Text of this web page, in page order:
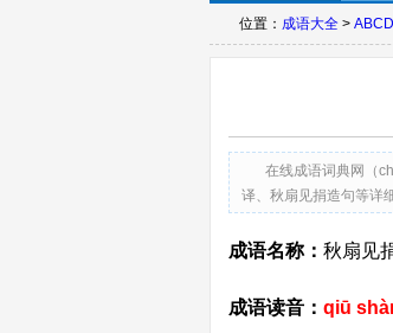
位置： 成语大全 >
在线成语词典网（
译、秋扇见捐造句等详
成语名称： 秋扇见
成语读音： qiū